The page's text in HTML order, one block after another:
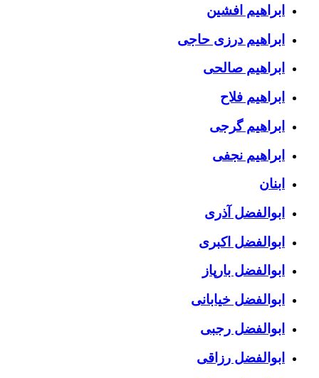
ابراهیم افشین
ابراهیم درزی حاجی
ابراهیم صالحی
ابراهیم فلاح
ابراهیم گرجی
ابراهیم نجفی
ابنان
ابوالفضل آذری
ابوالفضل اکبری
ابوالفضل بارپاز
ابوالفضل خیابانی
ابوالفضل رجبی
ابوالفضل رزاقی